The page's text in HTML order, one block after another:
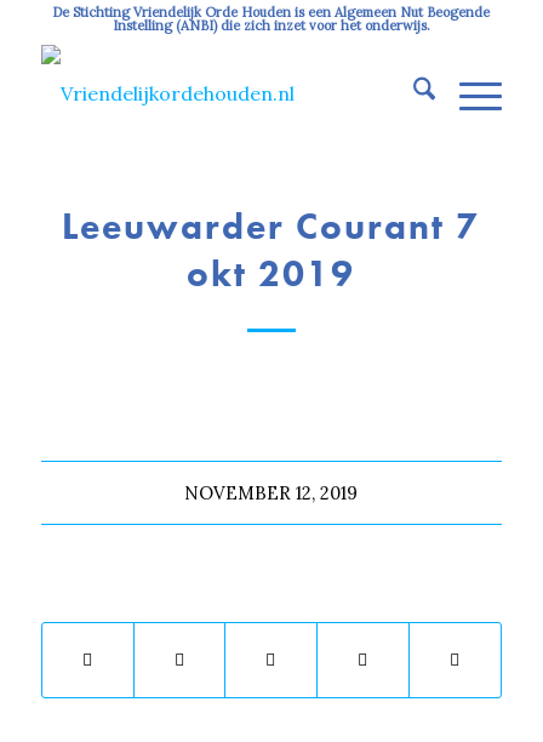
De Stichting Vriendelijk Orde Houden is een Algemeen Nut Beogende
Instelling (ANBI) die zich inzet voor het onderwijs.
Leeuwarder Courant 7
okt 2019
NOVEMBER 12, 2019